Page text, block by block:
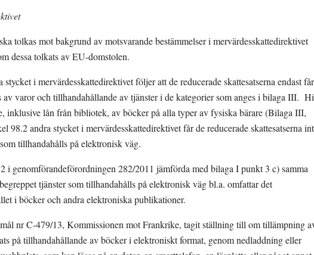
tolkas mot bakgrund av motsvarande bestämmelser i mervärdesskattedirektivet
dessa tolkats av EU-domstolen.
i mervärdesskattedirektivet följer att de reducerade skattesatserna endast får
av varor och tillhandahållande av tjänster i de kategorier som anges i bilaga III.
inklusive lån från bibliotek, av böcker på alla typer av fysiska bärare (Bilaga III,
98.2 andra stycket i mervärdesskattedirektivet får de reducerade skattesatserna
tillhandahålls på elektronisk väg.
i genomförandeförordningen 282/2011 jämförda med bilaga I punkt 3 c) samma
tjänster som tillhandahålls på elektronisk väg bl.a. omfattar det
i böcker och andra elektroniska publikationer.
nr C-479/13, Kommissionen mot Frankrike, tagit ställning till om tillämpning
på tillhandahållande av böcker i elektroniskt format, genom nedladdning eller